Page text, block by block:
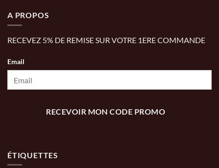
A PROPOS
RECEVEZ 5% DE REMISE SUR VOTRE 1ERE COMMANDE
Email
RECEVOIR MON CODE PROMO
ÉTIQUETTES